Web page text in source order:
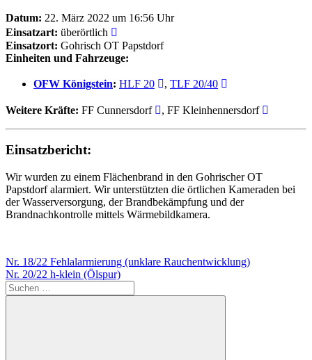
Datum: 22. März 2022 um 16:56 Uhr
Einsatzart: überörtlich
Einsatzort: Gohrisch OT Papstdorf
Einheiten und Fahrzeuge:
OFW Königstein: HLF 20 , TLF 20/40
Weitere Kräfte: FF Cunnersdorf , FF Kleinhennersdorf
Einsatzbericht:
Wir wurden zu einem Flächenbrand in den Gohrischer OT
Papstdorf alarmiert. Wir unterstützten die örtlichen Kameraden bei
der Wasserversorgung, der Brandbekämpfung und der
Brandnachkontrolle mittels Wärmebildkamera.
Beitragsnavigation
Vorheriger
Beitrag:
Nr. 18/22 Fehlalarmierung (unklare Rauchentwicklung)
Nächster
Beitrag:
Nr. 20/22 h-klein (Ölspur)
Suchen
nach: